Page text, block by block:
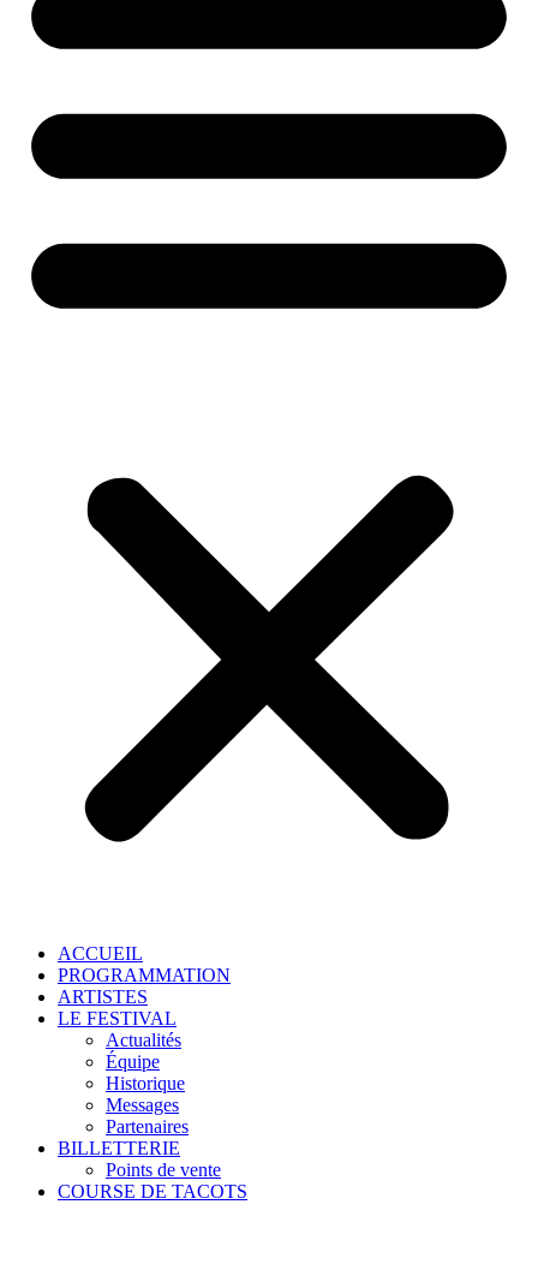
ACCUEIL
PROGRAMMATION
ARTISTES
LE FESTIVAL
Actualités
Équipe
Historique
Messages
Partenaires
BILLETTERIE
Points de vente
COURSE DE TACOTS